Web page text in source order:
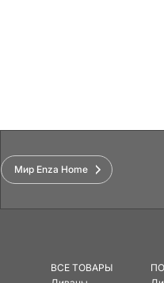
Мир Enza Home
ВСЕ ТОВАРЫ